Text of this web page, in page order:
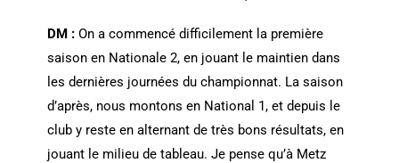
DM : On a commencé difficilement la première
saison en Nationale 2, en jouant le maintien dans
les dernières journées du championnat. La saison
d’après, nous montons en National 1, et depuis le
club y reste en alternant de très bons résultats, en
jouant le milieu de tableau. Je pense qu’à Metz